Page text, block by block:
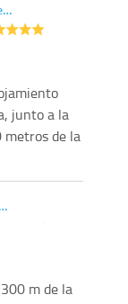
junto a la
metros de la
m de la